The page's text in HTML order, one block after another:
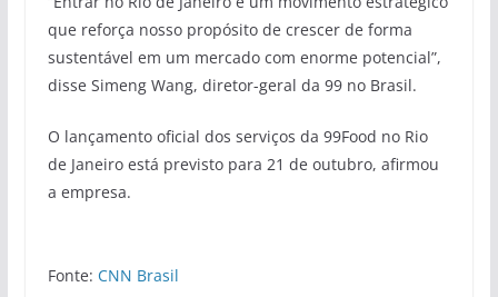
que reforça nosso propósito de crescer de forma
sustentável em um mercado com enorme potencial”,
disse Simeng Wang, diretor-geral da 99 no Brasil.
O lançamento oficial dos serviços da 99Food no Rio
de Janeiro está previsto para 21 de outubro, afirmou
a empresa.
Fonte: CNN Brasil